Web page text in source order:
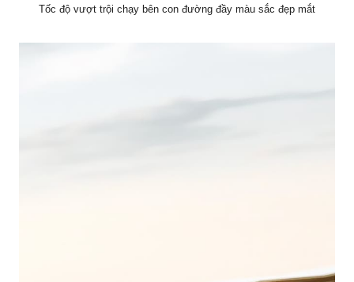
Tốc độ vượt trội chạy bên con đường đầy màu sắc đẹp mắt